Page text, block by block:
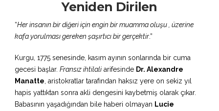
Yeniden Dirilen
“Her insanın bir diğeri için engin bir muamma oluşu , üzerine
kafa yorulması gereken şaşırtıcı bir gerçektir.”
Kurgu, 1775 senesinde, kasım ayının sonlarında bir cuma
gecesi başlar. Fransız ihtilali arifesinde Dr. Alexandre
Manatte , aristokratlar tarafından haksız yere on sekiz yıl
hapis yattıktan sonra akli dengesini kaybetmiş olarak çıkar.
Babasının yaşadığından bile haberi olmayan Lucie